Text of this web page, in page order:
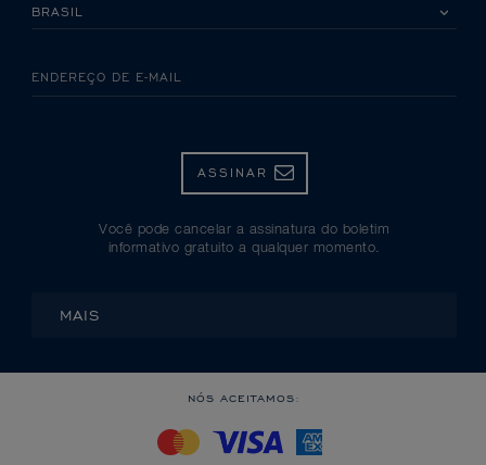
ENDEREÇO DE E-MAIL
ASSINAR
Você pode cancelar a assinatura do boletim
informativo gratuito a qualquer momento.
MAIS
NÓS ACEITAMOS: